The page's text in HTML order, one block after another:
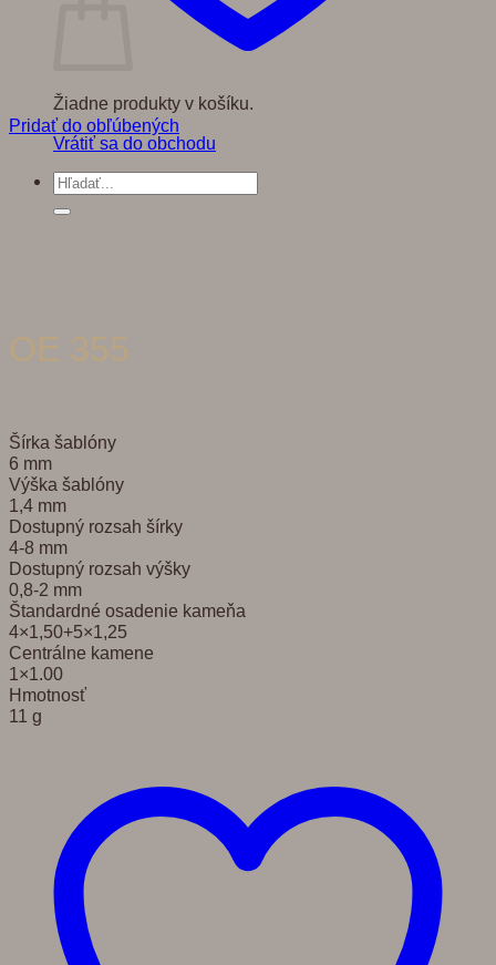
Žiadne produkty v košíku.
Vrátiť sa do obchodu
Hľadať:
Pridať do obľúbených
OE 355
Šírka šablóny
6 mm
Výška šablóny
1,4 mm
Dostupný rozsah šírky
4-8 mm
Dostupný rozsah výšky
0,8-2 mm
Štandardné osadenie kameňa
4×1,50+5×1,25
Centrálne kamene
1×1.00
Hmotnosť
11 g